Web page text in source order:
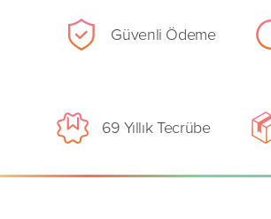
Güvenli Ödeme
69 Yıllık Tecrübe